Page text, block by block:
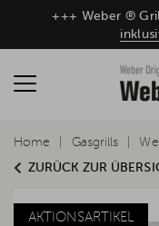
+++ Weber ®
ZURÜCK ZUR
Home Gasgrills
AKTIONSARTIKEL